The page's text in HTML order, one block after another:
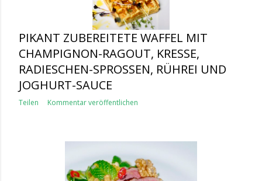
PIKANT ZUBEREITETE WAFFEL MIT
CHAMPIGNON-RAGOUT, KRESSE,
RADIESCHEN-SPROSSEN, RÜHREI UND
JOGHURT-SAUCE
Teilen Kommentar veröffentlichen